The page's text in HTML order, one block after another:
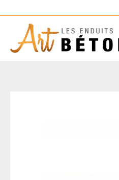
au
contenu